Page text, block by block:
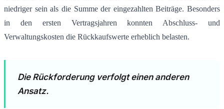
niedriger sein als die Summe der eingezahlten Beiträge. Besonders
in den ersten Vertragsjahren konnten Abschluss- und
Verwaltungskosten die Rückkaufswerte erheblich belasten.
Die Rückforderung verfolgt einen anderen
Ansatz.